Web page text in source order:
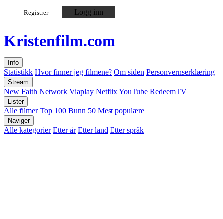
Registrer Logg inn
Kristenfilm.com
Info
Statistikk Hvor finner jeg filmene? Om siden Personvernserklæring
Stream
New Faith Network Viaplay NetflixYouTube RedeemTV
Lister
Alle filmer Top 100 Bunn 50 Mest populære
Naviger
Alle kategorier Etter år Etter land Etter språk